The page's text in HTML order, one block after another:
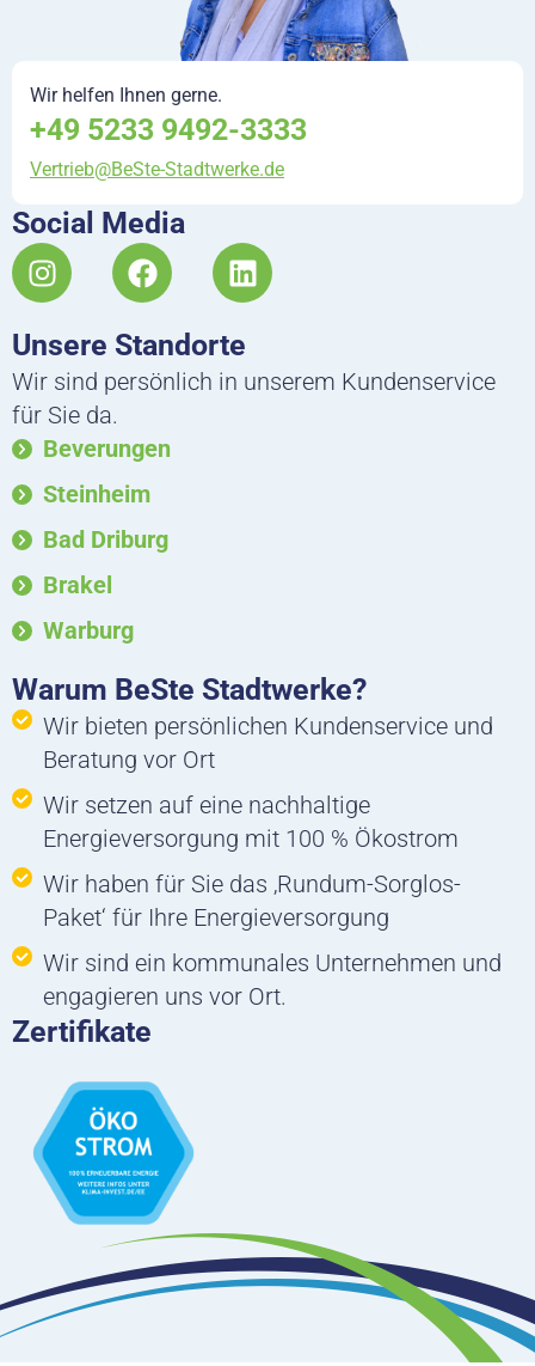
Wir helfen Ihnen gerne.
+49 5233 9492-3333
Vertrieb@BeSte-Stadtwerke.de
Social Media
I
n
t
a
g
r
a
m
F
a
e
b
o
k
L
i
k
e
Unsere Standorte
Wir sind persönlich in unserem Kundenservice
für Sie da.
Beverungen
Steinheim
Bad Driburg
Brakel
Warburg
Warum BeSte Stadtwerke?
Wir bieten persönlichen Kundenservice und
Beratung vor Ort
Wir setzen auf eine nachhaltige
Energieversorgung mit 100 % Ökostrom
Wir haben für Sie das ‚Rundum-Sorglos-
Paket‘ für Ihre Energieversorgung
Wir sind ein kommunales Unternehmen und
engagieren uns vor Ort.
Zertifikate